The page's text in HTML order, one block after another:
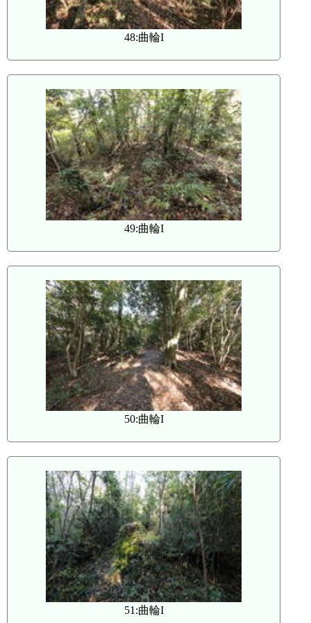
48:曲輪I
49:曲輪I
50:曲輪I
51:曲輪I